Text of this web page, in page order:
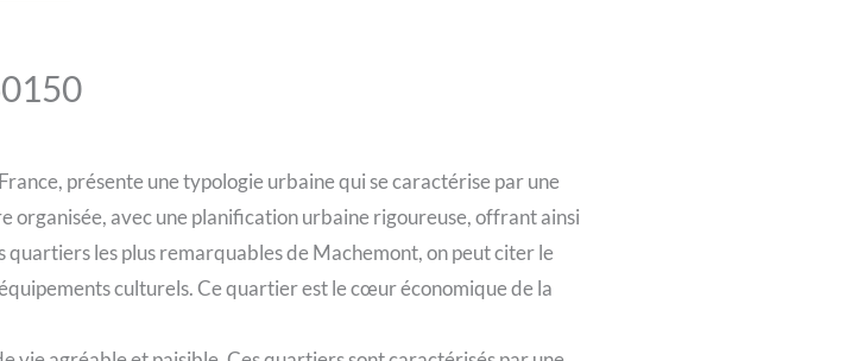
présente une typologie urbaine qui se caractérise par une
organisée, avec une planification urbaine rigoureuse, offrant ainsi
les plus remarquables de Machemont, on peut citer le
culturels. Ce quartier est le cœur économique de la